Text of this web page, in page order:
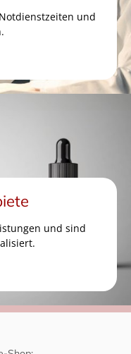
und
und sind